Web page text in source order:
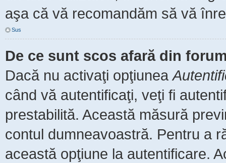
aşa că vă recomandăm să vă
Sus
De ce sunt scos afară din
Dacă nu activaţi opţiunea
când vă autentificaţi, veţi fi
prestabilită. Această măsură
contul dumneavoastră. Pentru a
această opţiune la autentificare.